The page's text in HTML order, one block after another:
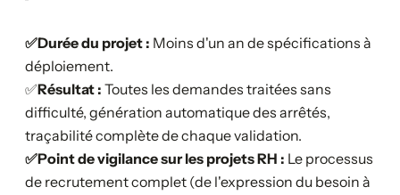
✅Durée du projet : Moins d'un an de spécifications à
déploiement.
‍✅Résultat : Toutes les demandes traitées sans
difficulté, génération automatique des arrêtés,
traçabilité complète de chaque validation.
✅Point de vigilance sur les projets RH : Le processus
de recrutement complet (de l'expression du besoin à